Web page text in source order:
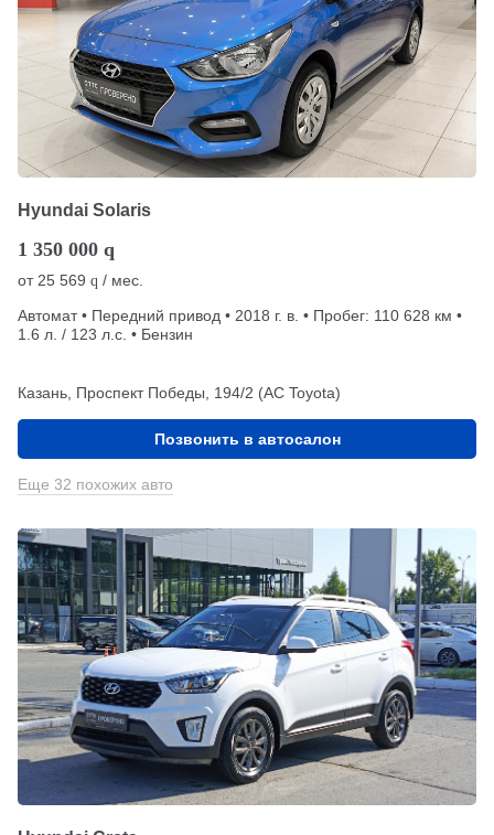
Hyundai Solaris
1 350 000 q
от 25 569 q / мес.
Автомат • Передний привод • 2018 г. в. • Пробег: 110 628 км •
1.6 л. / 123 л.с. • Бензин
Казань, Проспект Победы, 194/2 (АС Toyota)
Позвонить в автосалон
Еще 32 похожих авто